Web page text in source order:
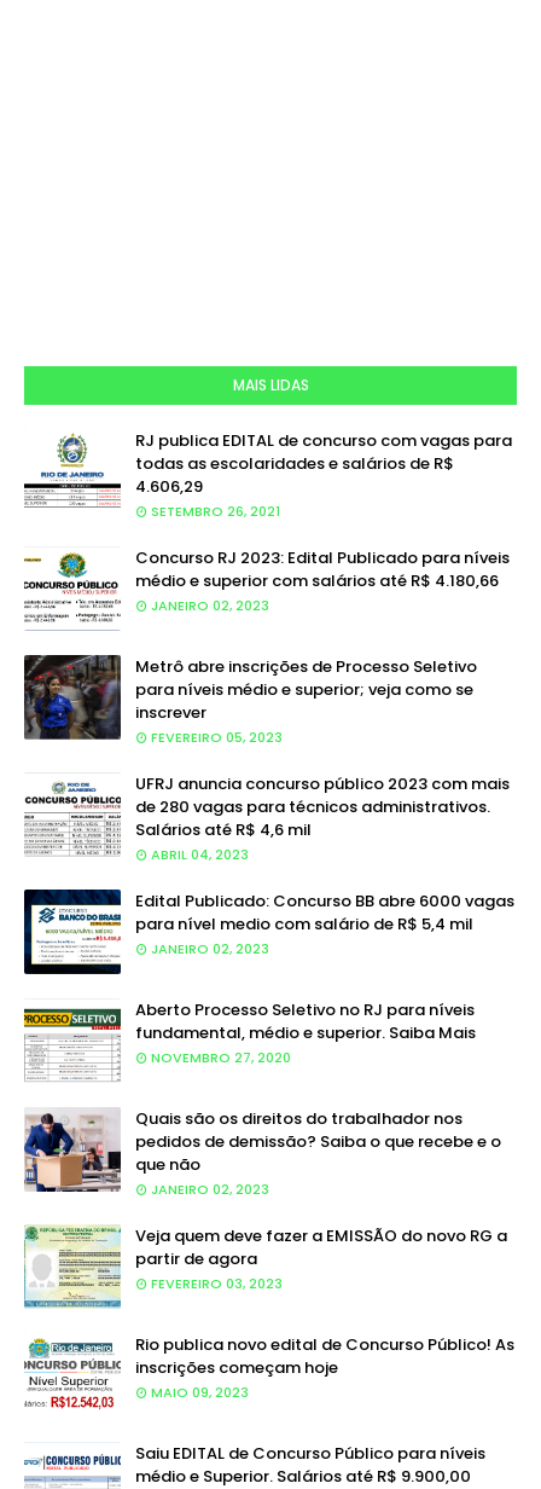
MAIS LIDAS
RJ publica EDITAL de concurso com vagas para
todas as escolaridades e salários de R$
4.606,29
SETEMBRO 26, 2021
Concurso RJ 2023: Edital Publicado para níveis
médio e superior com salários até R$ 4.180,66
JANEIRO 02, 2023
Metrô abre inscrições de Processo Seletivo
para níveis médio e superior; veja como se
inscrever
FEVEREIRO 05, 2023
UFRJ anuncia concurso público 2023 com mais
de 280 vagas para técnicos administrativos.
Salários até R$ 4,6 mil
ABRIL 04, 2023
Edital Publicado: Concurso BB abre 6000 vagas
para nível medio com salário de R$ 5,4 mil
JANEIRO 02, 2023
Aberto Processo Seletivo no RJ para níveis
fundamental, médio e superior. Saiba Mais
NOVEMBRO 27, 2020
Quais são os direitos do trabalhador nos
pedidos de demissão? Saiba o que recebe e o
que não
JANEIRO 02, 2023
Veja quem deve fazer a EMISSÃO do novo RG a
partir de agora
FEVEREIRO 03, 2023
Rio publica novo edital de Concurso Público! As
inscrições começam hoje
MAIO 09, 2023
Saiu EDITAL de Concurso Público para níveis
médio e Superior. Salários até R$ 9.900,00